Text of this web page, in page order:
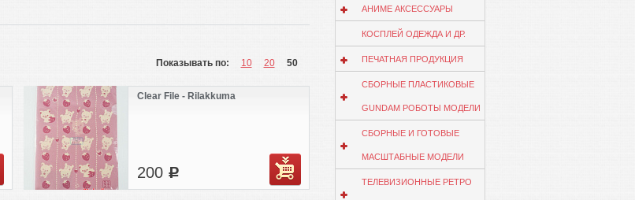
Показывать по: 10 20 50
Clear File - Rilakkuma
200 c
АНИМЕ АКСЕССУАРЫ
КОСПЛЕЙ ОДЕЖДА И ДР.
ПЕЧАТНАЯ ПРОДУКЦИЯ
СБОРНЫЕ ПЛАСТИКОВЫЕ
GUNDAM РОБОТЫ МОДЕЛИ
СБОРНЫЕ И ГОТОВЫЕ
МАСШТАБНЫЕ МОДЕЛИ
ТЕЛЕВИЗИОННЫЕ РЕТРО